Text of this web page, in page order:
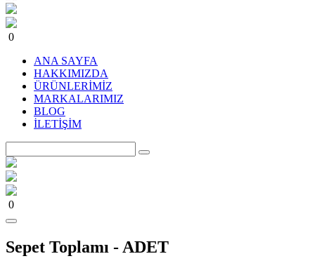
0
ANA SAYFA
HAKKIMIZDA
ÜRÜNLERİMİZ
MARKALARIMIZ
BLOG
İLETİŞİM
0
Sepet Toplamı - ADET